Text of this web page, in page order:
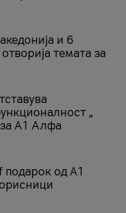
и 6
темата за
„
за А1 Алфа
подарок од А1